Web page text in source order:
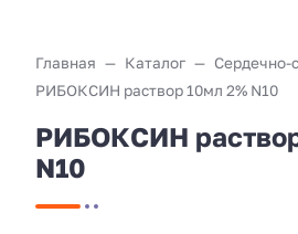
Главная Каталог
Сердечно-
РИБОКСИН раствор 10мл 2% N10
РИБОКСИН
N10